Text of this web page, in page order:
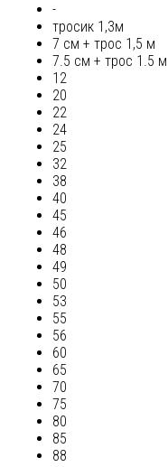
-
тросик 1,3м
7 см + трос 1,5 м
7.5 см + трос 1.5 м
12
20
22
24
25
32
38
40
45
46
48
49
50
53
55
56
60
65
70
75
80
85
88